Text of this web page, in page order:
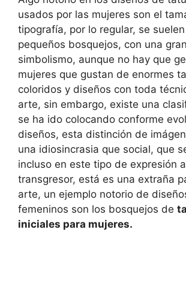
usados por las mujeres son el
tipografía, por lo regular, se
pequeños bosquejos, con una
simbolismo, aunque no hay que
mujeres que gustan de enormes
coloridos y diseños con toda
arte, sin embargo, existe una
se ha ido colocando conforme
diseños, esta distinción de
una idiosincrasia que social, que
incluso en este tipo de expresión
transgresor, está es una extraña
arte, un ejemplo notorio de
femeninos son los bosquejos de
iniciales para mujeres.